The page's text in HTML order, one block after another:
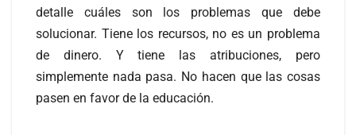
detalle cuáles son los problemas que debe
solucionar. Tiene los recursos, no es un problema
de dinero. Y tiene las atribuciones, pero
simplemente nada pasa. No hacen que las cosas
pasen en favor de la educación.